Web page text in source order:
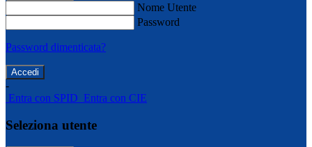
Nome Utente
Password
Password dimenticata?
-
Entra con SPID Entra con CIE
Seleziona utente